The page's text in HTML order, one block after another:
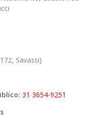
Savassi)
31 3654-9251